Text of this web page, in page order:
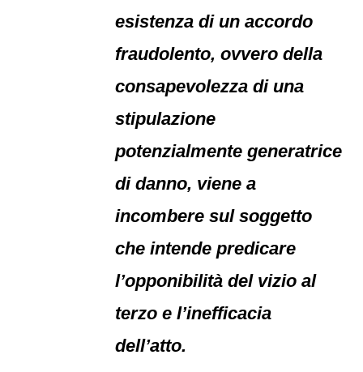
esistenza di un accordo
fraudolento, ovvero della
consapevolezza di una
stipulazione
potenzialmente generatrice
di danno, viene a
incombere sul soggetto
che intende predicare
l’opponibilità del vizio al
terzo e l’inefficacia
dell’atto.